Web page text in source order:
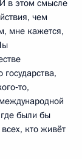
в этом смысле
чем
мне кажется,
государства,
были бы
кто живёт